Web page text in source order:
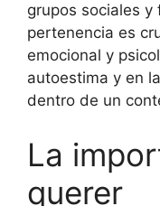
grupos sociales y
pertenencia es
emocional y
autoestima y en
dentro de un
La
querer